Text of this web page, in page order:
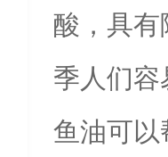
酸，具有
季人们
鱼油可以